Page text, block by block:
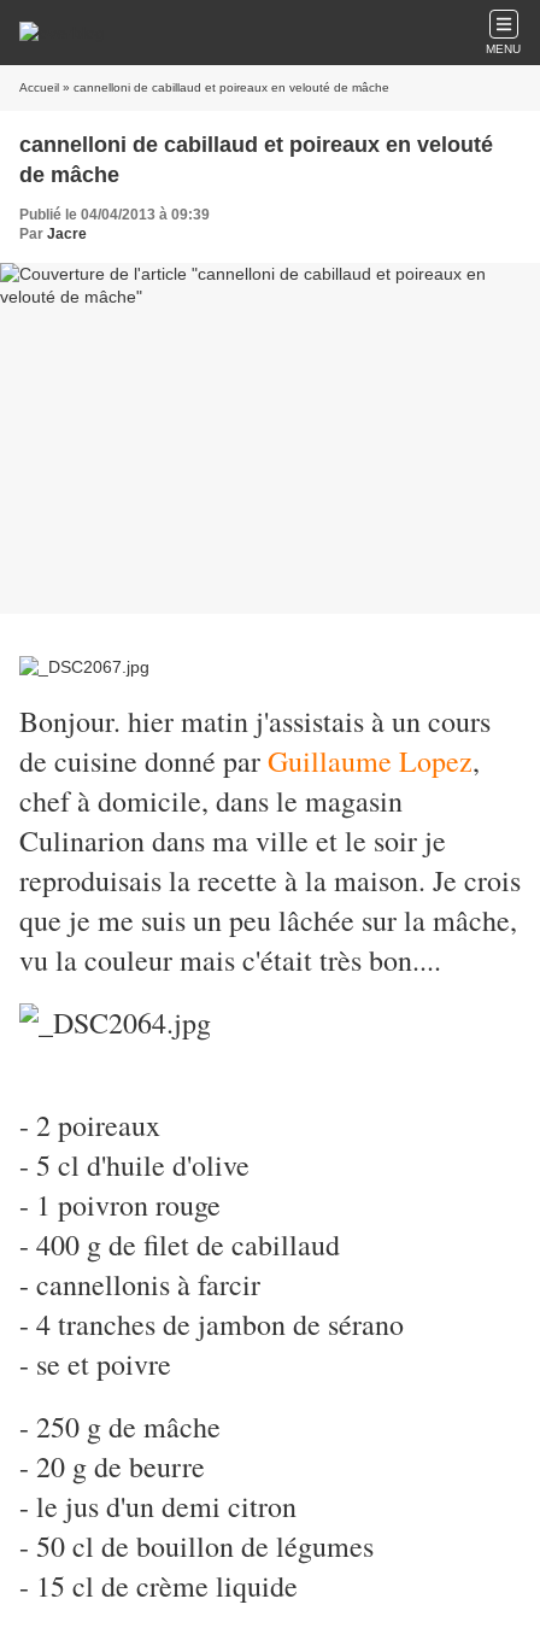
MENU
Accueil » cannelloni de cabillaud et poireaux en velouté de mâche
cannelloni de cabillaud et poireaux en velouté
de mâche
Publié le 04/04/2013 à 09:39
Par Jacre
Bonjour. hier matin j'assistais à un cours
de cuisine donné parGuillaume Lopez,
chef à domicile, dans le magasin
Culinarion dans ma ville et le soir je
reproduisais la recette à la maison. Je crois
que je me suis un peu lâchée sur la mâche,
vu la couleur mais c'était très bon....
- 2 poireaux
- 5 cl d'huile d'olive
- 1 poivron rouge
- 400 g de filet de cabillaud
- cannellonis à farcir
- 4 tranches de jambon de sérano
- se et poivre
- 250 g de mâche
- 20 g de beurre
- le jus d'un demi citron
- 50 cl de bouillon de légumes
- 15 cl de crème liquide